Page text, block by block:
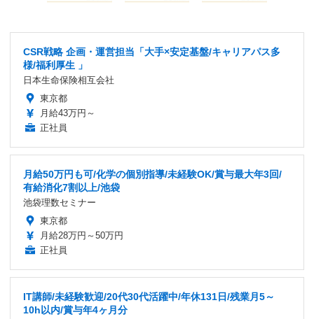
CSR戦略 企画・運営担当「大手×安定基盤/キャリアパス多
様/福利厚生 」
日本生命保険相互会社
東京都
月給43万円～
正社員
月給50万円も可/化学の個別指導/未経験OK/賞与最大年3回/
有給消化7割以上/池袋
池袋理数セミナー
東京都
月給28万円～50万円
正社員
IT講師/未経験歓迎/20代30代活躍中/年休131日/残業月5～
10h以内/賞与年4ヶ月分